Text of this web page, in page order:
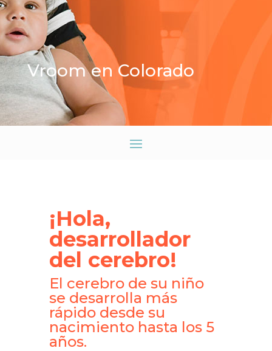
Vroom en Colorado
¡Hola,
desarrollador
del cerebro!
El cerebro de su niño
se desarrolla más
rápido desde su
nacimiento hasta los 5
años.